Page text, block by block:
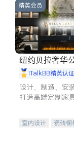
精英会员
纽约贝拉奢华公司
A LUXE
iTalkBB精英认证
设计、制造、安
打造高端定制家
室内设计
瓷砖橱